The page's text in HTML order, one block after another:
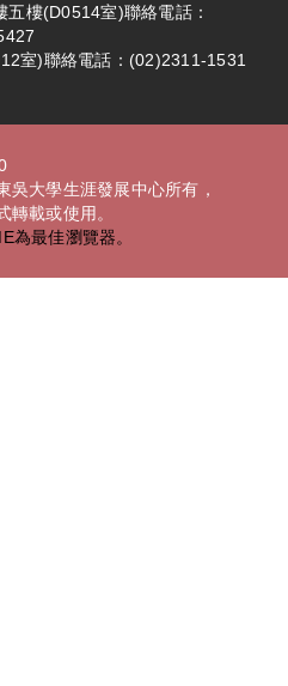
樓(D0514室)聯絡電話：
室)聯絡電話：(02)2311-1531
吳大學生涯發展中心所有，
轉載或使用。
為最佳瀏覽器。